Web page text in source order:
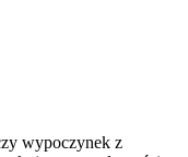
wypoczynek z